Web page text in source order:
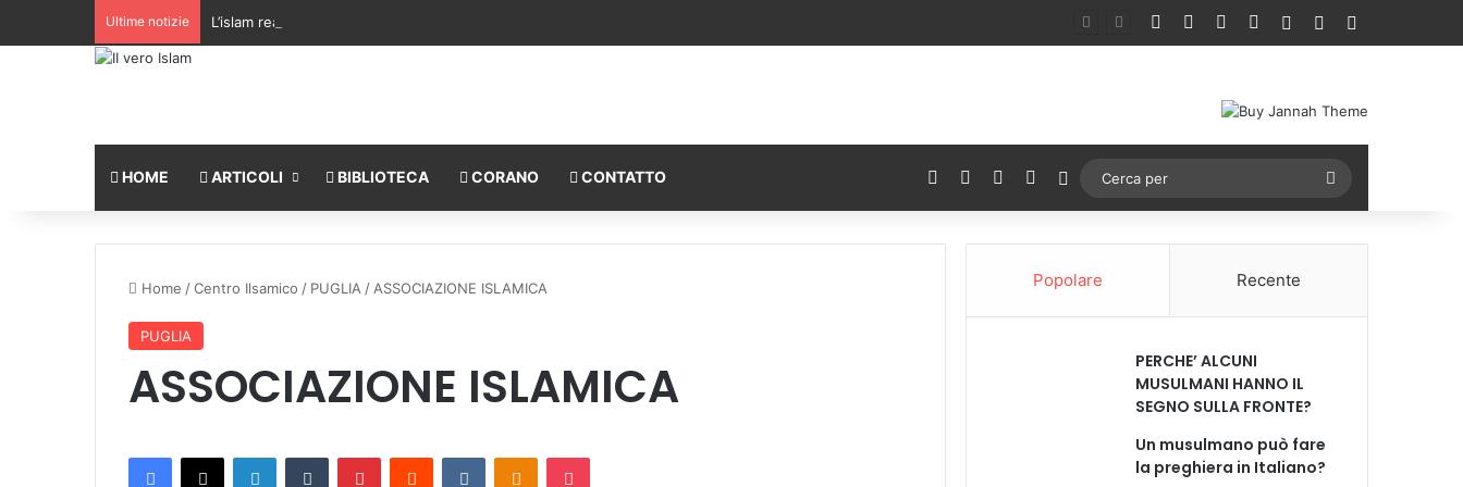
Ultime notizie L’islam realizza l’equilibrio tra la libertà individuale e l’interesse della comunità Facebook You TubeInstagram
AccediUn articolo a
HOME ARTICOLI BIBLIOTECA CORANO CONTATTO Facebook You TubeInstagram
Cambia aspetto
per
Home /Centro Ilsamico / PUGLIA / ASSOCIAZIONE ISLAMICA
PUGLIA
ASSOCIAZIONE ISLAMICA
Popolare Recente
PERCHE’ ALCUNI
MUSULMANI HANNO IL
SEGNO SULLA FRONTE?
Un musulmano può fare
la preghiera in Italiano?